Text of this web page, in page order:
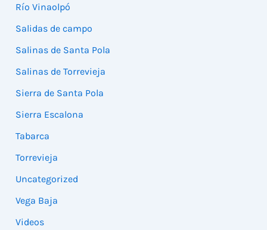
Río Vinaolpó
Salidas de campo
Salinas de Santa Pola
Salinas de Torrevieja
Sierra de Santa Pola
Sierra Escalona
Tabarca
Torrevieja
Uncategorized
Vega Baja
Videos